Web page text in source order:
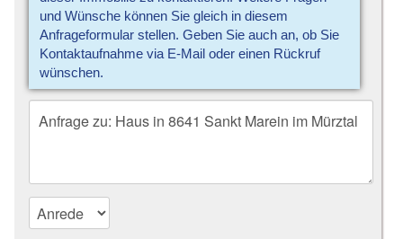
und Wünsche können Sie gleich in diesem
Anfrageformular stellen. Geben Sie auch an, ob Sie
Kontaktaufnahme via E-Mail oder einen Rückruf
wünschen.